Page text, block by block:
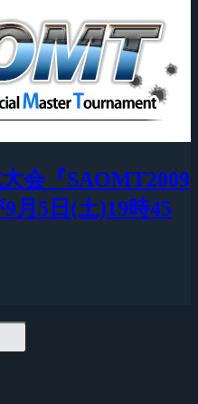
会『SAOMT2009
月5日(土)19時45